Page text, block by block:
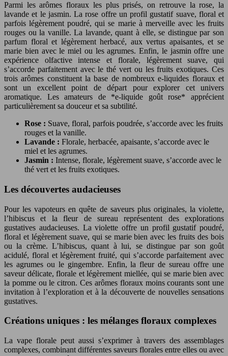
Parmi les arômes floraux les plus prisés, on retrouve la rose, la
lavande et le jasmin. La rose offre un profil gustatif suave, floral et
parfois légèrement poudré, qui se marie à merveille avec les fruits
rouges ou la vanille. La lavande, quant à elle, se distingue par son
parfum floral et légèrement herbacé, aux vertus apaisantes, et se
marie bien avec le miel ou les agrumes. Enfin, le jasmin offre une
expérience olfactive intense et florale, légèrement suave, qui
s’accorde parfaitement avec le thé vert ou les fruits exotiques. Ces
trois arômes constituent la base de nombreux e-liquides floraux et
sont un excellent point de départ pour explorer cet univers
aromatique. Les amateurs de *e-liquide goût rose* apprécient
particulièrement sa douceur et sa subtilité.
Rose : Suave, floral, parfois poudrée, s’accorde avec les fruits
rouges et la vanille.
Lavande : Florale, herbacée, apaisante, s’accorde avec le
miel et les agrumes.
Jasmin : Intense, florale, légèrement suave, s’accorde avec le
thé vert et les fruits exotiques.
Les découvertes audacieuses
Pour les vapoteurs en quête de saveurs plus originales, la violette,
l’hibiscus et la fleur de sureau représentent des explorations
gustatives audacieuses. La violette offre un profil gustatif poudré,
floral et légèrement suave, qui se marie bien avec les fruits des bois
ou la crème. L’hibiscus, quant à lui, se distingue par son goût
acidulé, floral et légèrement fruité, qui s’accorde parfaitement avec
les agrumes ou le gingembre. Enfin, la fleur de sureau offre une
saveur délicate, florale et légèrement miellée, qui se marie bien avec
la pomme ou le citron. Ces arômes floraux moins courants sont une
invitation à l’exploration et à la découverte de nouvelles sensations
gustatives.
Créations uniques : les mélanges floraux complexes
La vape florale peut aussi s’exprimer à travers des assemblages
complexes, combinant différentes saveurs florales entre elles ou avec